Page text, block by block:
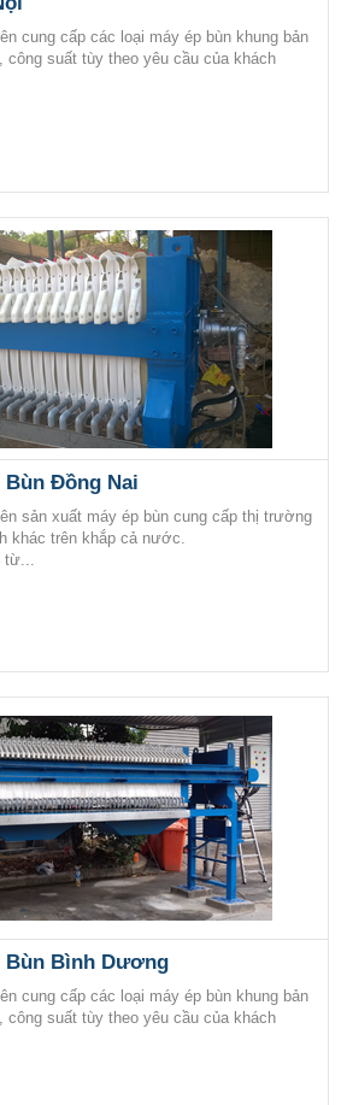
cung cấp các loại máy ép bùn khung bản
suất tùy theo yêu cầu của khách
Bùn Đồng Nai
sản xuất máy ép bùn cung cấp thị trường
khác trên khắp cả nước.
Bùn Bình Dương
cung cấp các loại máy ép bùn khung bản
suất tùy theo yêu cầu của khách